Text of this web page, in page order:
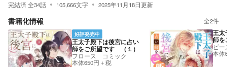
完結済全34話 105,666文字 2025年11月18日更新
書籍化情報 全2件
好評発売中
王太子殿下は後宮に占い
師をご所望です （１）
フロース コミック
本体650円＋税
王太
師を
ビ
本体